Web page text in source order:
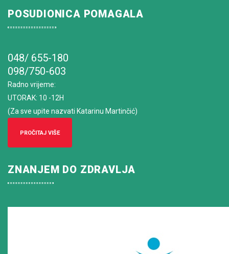
POSUDIONICA POMAGALA
048/ 655-180
098/750-603
Radno vrijeme:
UTORAK: 10 -12H
(Za sve upite nazvati Katarinu Martinčić)
PROČITAJ VIŠE
ZNANJEM DO ZDRAVLJA